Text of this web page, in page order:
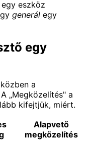
eszköz
generál egy
egy
a
„Megközelítés" a
kifejtjük, miért.
Alapvető
megközelítés